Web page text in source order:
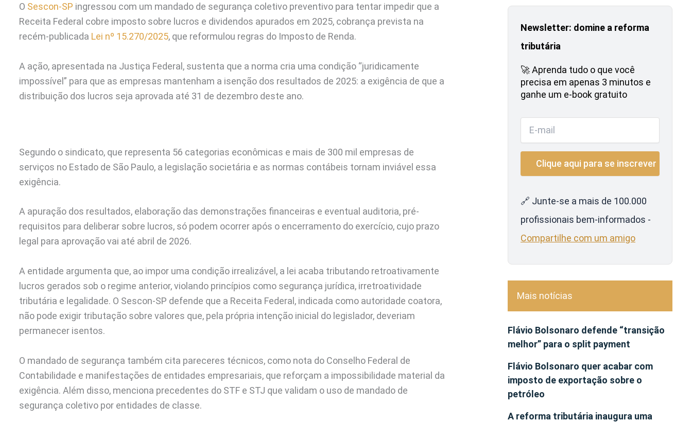
O Sescon-SP ingressou com um mandado de segurança coletivo preventivo para tentar impedir que a
Receita Federal cobre imposto sobre lucros e dividendos apurados em 2025, cobrança prevista na
recém-publicada Lei nº 15.270/2025, que reformulou regras do Imposto de Renda.
A ação, apresentada na Justiça Federal, sustenta que a norma cria uma condição “juridicamente
impossível” para que as empresas mantenham a isenção dos resultados de 2025: a exigência de que a
distribuição dos lucros seja aprovada até 31 de dezembro deste ano.
Segundo o sindicato, que representa 56 categorias econômicas e mais de 300 mil empresas de
serviços no Estado de São Paulo, a legislação societária e as normas contábeis tornam inviável essa
exigência.
A apuração dos resultados, elaboração das demonstrações financeiras e eventual auditoria, pré-
requisitos para deliberar sobre lucros, só podem ocorrer após o encerramento do exercício, cujo prazo
legal para aprovação vai até abril de 2026.
A entidade argumenta que, ao impor uma condição irrealizável, a lei acaba tributando retroativamente
lucros gerados sob o regime anterior, violando princípios como segurança jurídica, irretroatividade
tributária e legalidade. O Sescon-SP defende que a Receita Federal, indicada como autoridade coatora,
não pode exigir tributação sobre valores que, pela própria intenção inicial do legislador, deveriam
permanecer isentos.
O mandado de segurança também cita pareceres técnicos, como nota do Conselho Federal de
Contabilidade e manifestações de entidades empresariais, que reforçam a impossibilidade material da
exigência. Além disso, menciona precedentes do STF e STJ que validam o uso de mandado de
segurança coletivo por entidades de classe.
Newsletter: domine a reforma
tributária
🚀 Aprenda tudo o que você
precisa em apenas 3 minutos e
ganhe um e-book gratuito
🔗 Junte-se a mais de 100.000
profissionais bem-informados -
Compartilhe com um amigo
Mais notícias
Flávio Bolsonaro defende “transição
melhor” para o split payment
Flávio Bolsonaro quer acabar com
imposto de exportação sobre o
petróleo
A reforma tributária inaugura uma